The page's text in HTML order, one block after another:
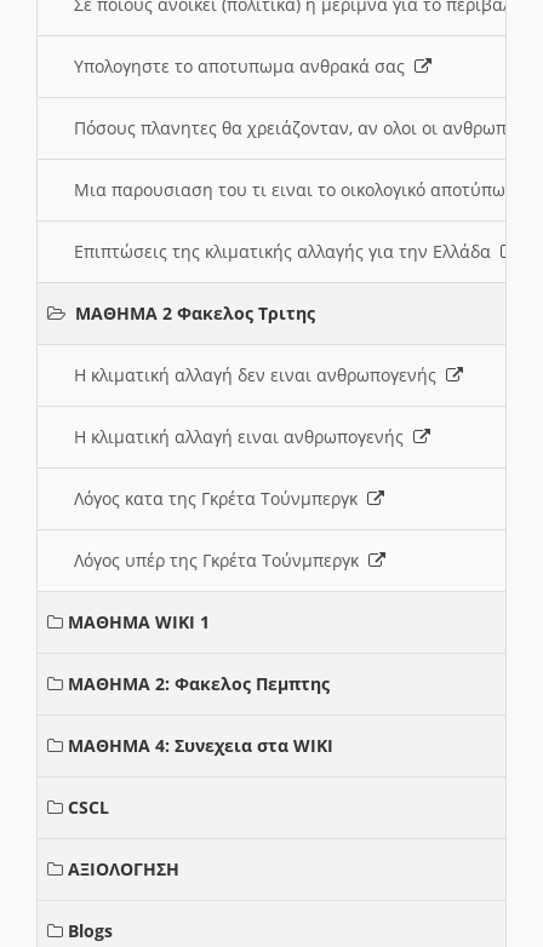
Υπολογηστε το αποτυπωμα ανθρακά σας
Πόσους πλανητες θα χρειάζονταν, αν ολοι οι ανθρωποι
Μια παρουσιαση του τι ειναι το οικολογικό αποτύπωμα
Επιπτώσεις της κλιματικής αλλαγής για την Ελλάδα
ΜΑΘΗΜΑ 2 Φακελος Τριτης
Η κλιματική αλλαγή δεν ειναι ανθρωπογενής
Η κλιματική αλλαγή ειναι ανθρωπογενής
Λόγος κατα της Γκρέτα Τούνμπεργκ
Λόγος υπέρ της Γκρέτα Τούνμπεργκ
ΜΑΘΗΜΑ WIKI 1
ΜΑΘΗΜΑ 2: Φακελος Πεμπτης
ΜΑΘΗΜΑ 4: Συνεχεια στα WIKI
CSCL
ΑΞΙΟΛΟΓΗΣΗ
Blogs